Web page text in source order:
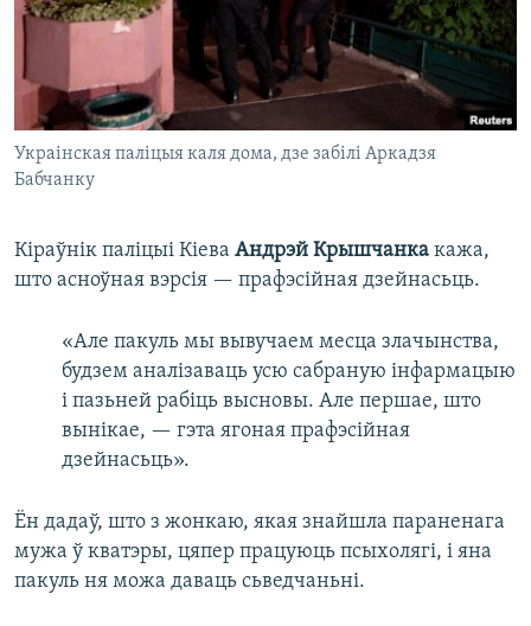
Украінская паліцыя каля дома, дзе забілі Аркадзя
Бабчанку
Кіраўнік паліцыі Кіева Андрэй Крышчанка кажа,
што асноўная вэрсія — прафэсійная дзейнасьць.
«Але пакуль мы вывучаем месца злачынства,
будзем аналізаваць усю сабраную інфармацыю
і пазьней рабіць высновы. Але першае, што
вынікае, — гэта ягоная прафэсійная
дзейнасьць».
Ён дадаў, што з жонкаю, якая знайшла параненага
мужа ў кватэры, цяпер працуюць псыхолягі, і яна
пакуль ня можа даваць сьведчаньні.